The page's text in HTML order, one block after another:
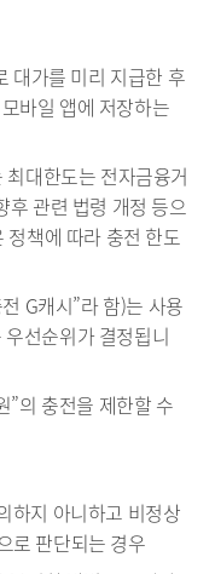
대가를 미리 지급한 후
바일 앱에 저장하는
대한도는 전자금융거
후 관련 법령 개정 등으
정책에 따라 충전 한도
G캐시”라 함)는 사용
선순위가 결정됩니
”의 충전을 제한할 수
하지 아니하고 비정상
로 판단되는 경우